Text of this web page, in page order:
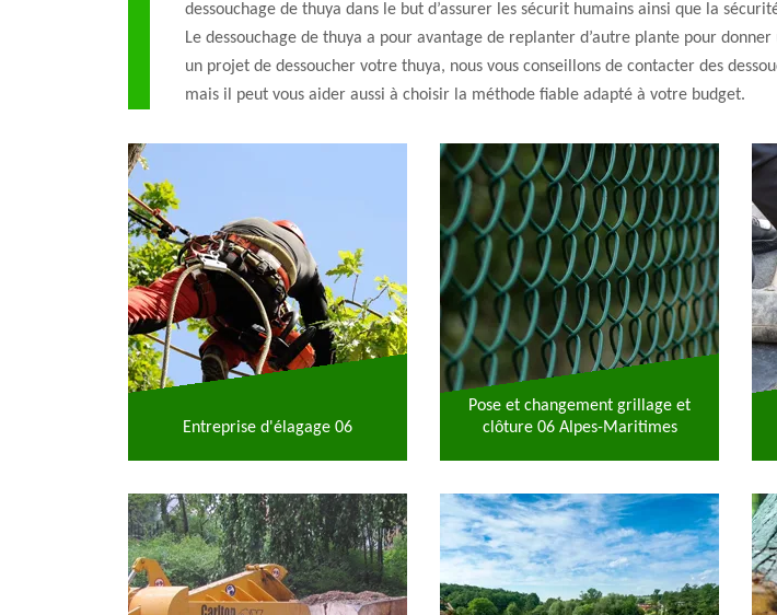
dessouchage de thuya dans le but d’assurer les sécurit humains ainsi que la
Le dessouchage de thuya a pour avantage de replanter d’autre plante pour
un projet de dessoucher votre thuya, nous vous conseillons de contacter des
mais il peut vous aider aussi à choisir la méthode fiable adapté à votre budget.
Entreprise d'élagage 06
Pose et changement grillage et
clôture 06 Alpes-Maritimes